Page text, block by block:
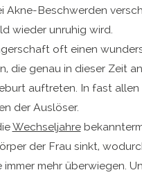
Akne-Beschwerden
wieder unruhig wird.
oft einen
die genau in dieser Zeit
auftreten. In fast
der Auslöser.
Wechseljahre
der Frau sinkt,
mehr überwiegen.